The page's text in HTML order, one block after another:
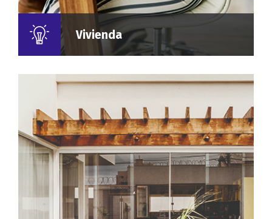
Vivienda